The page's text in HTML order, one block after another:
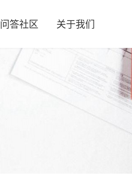
问答社区 关于我们